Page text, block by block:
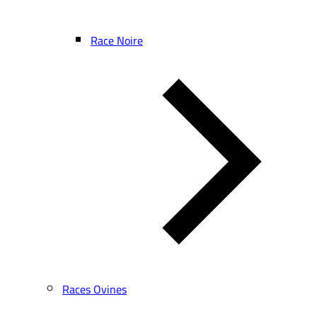
Race Noire
Races Ovines